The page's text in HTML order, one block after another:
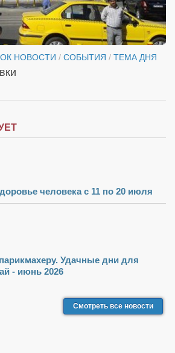
ОК НОВОСТИ / СОБЫТИЯ / ТЕМА ДНЯ
человека с 11 по 20 июля
Удачные дни для
- июнь 2026
Смотреть все новости